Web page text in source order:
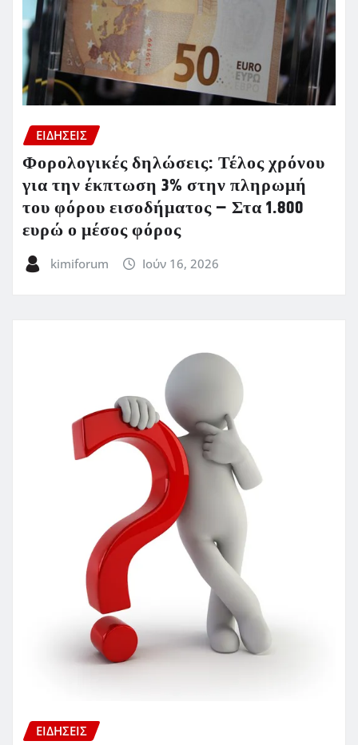
ΕΙΔΗΣΕΙΣ
Φορολογικές δηλώσεις: Τέλος χρόνου
για την έκπτωση 3% στην πληρωμή
του φόρου εισοδήματος – Στα 1.800
ευρώ ο μέσος φόρος
kimiforum Ιούν 16, 2026
ΕΙΔΗΣΕΙΣ